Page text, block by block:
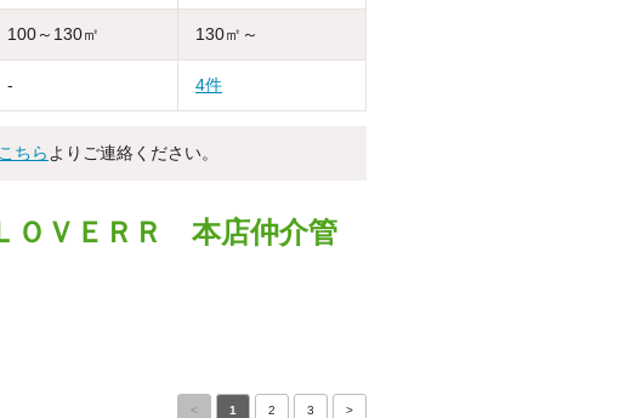
100～130㎡ 130㎡～
- 4件
こちら よりご連絡ください。
ＯＶＥＲＲ 本店仲介管
< 1 2 3 >